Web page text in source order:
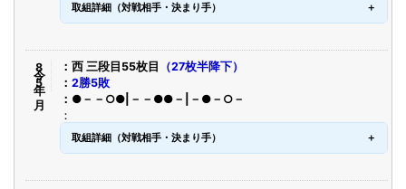
取組詳細（対戦相手・決まり手）
令8年5月 西 三段目55枚目
（27枚半降下）
2勝5敗
●－－○●|－－●●－|－●－○－
取組詳細（対戦相手・決まり手）